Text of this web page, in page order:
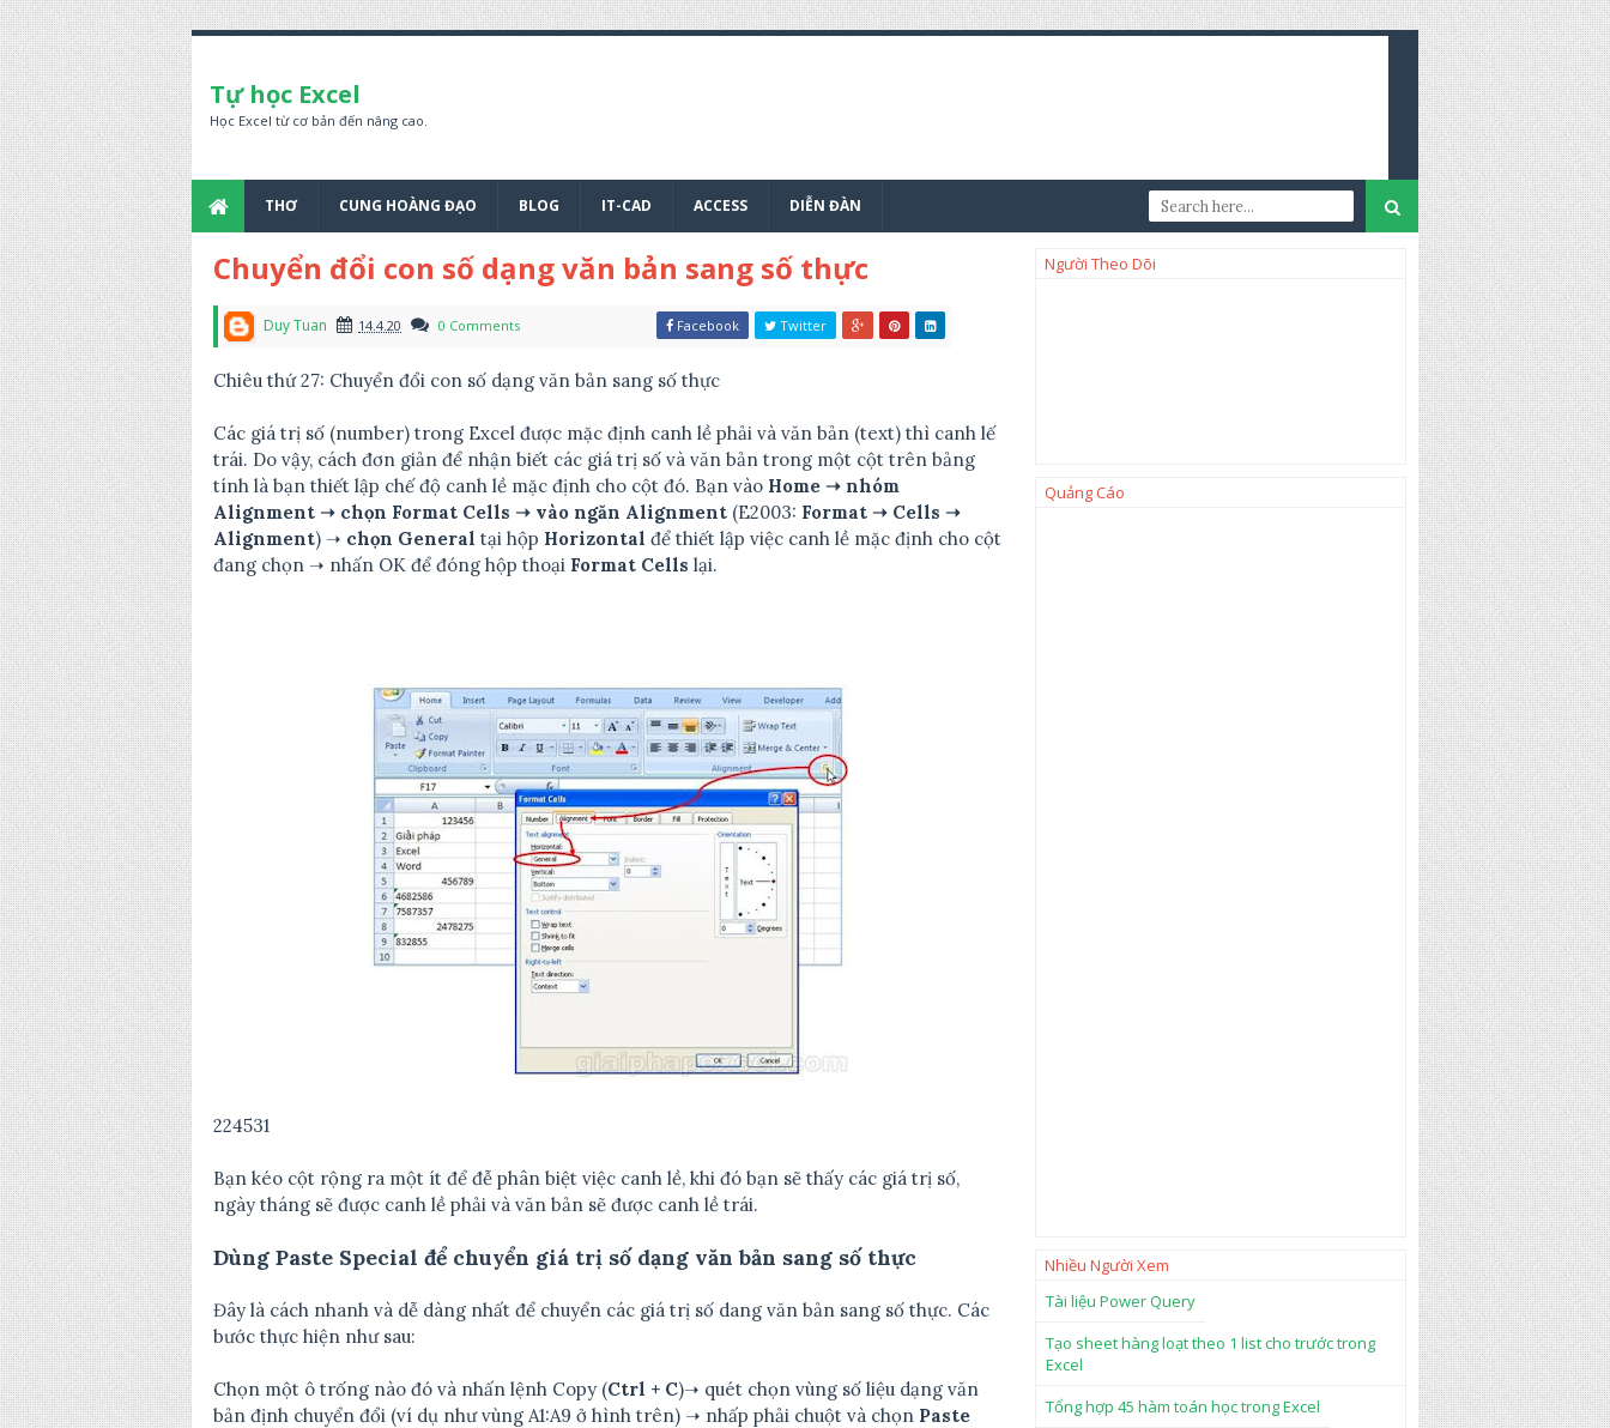
Tự học Excel
Học Excel từ cơ bản đến nâng cao.
THƠ CUNG HOÀNG ĐẠO BLOG IT-CAD ACCESS DIỄN ĐÀN
Chuyển đổi con số dạng văn bản sang số thực
Duy Tuan 14.4.20 0 Comments Facebook Twitter
Chiêu thứ 27: Chuyển đổi con số dạng văn bản sang số thực
Các giá trị số (number) trong Excel được mặc định canh lề phải và văn bản (text) thì canh lế
trái. Do vậy, cách đơn giản để nhận biết các giá trị số và văn bản trong một cột trên bảng
tính là bạn thiết lập chế độ canh lề mặc định cho cột đó. Bạn vào Home ➝ nhóm
Alignment ➝ chọn Format Cells ➝ vào ngăn Alignment (E2003: Format ➝ Cells ➝
Alignment) ➝ chọn General tại hộp Horizontal để thiết lập việc canh lề mặc định cho cột
đang chọn ➝ nhấn OK để đóng hộp thoại Format Cells lại.
224531
Bạn kéo cột rộng ra một ít để đễ phân biệt việc canh lề, khi đó bạn sẽ thấy các giá trị số,
ngày tháng sẽ được canh lề phải và văn bản sẽ được canh lề trái.
Dùng Paste Special để chuyển giá trị số dạng văn bản sang số thực
Đây là cách nhanh và dễ dàng nhất để chuyển các giá trị số dang văn bản sang số thực. Các
bước thực hiện như sau:
Chọn một ô trống nào đó và nhấn lệnh Copy (Ctrl + C)➝ quét chọn vùng số liệu dạng văn
bản định chuyển đổi (ví dụ như vùng A1:A9 ở hình trên) ➝ nhấp phải chuột và chọn Paste
Người Theo Dõi
Quảng Cáo
Nhiều Người Xem
Tài liệu Power Query
Tạo sheet hàng loạt theo 1 list cho trước trong
Excel
Tổng hợp 45 hàm toán học trong Excel